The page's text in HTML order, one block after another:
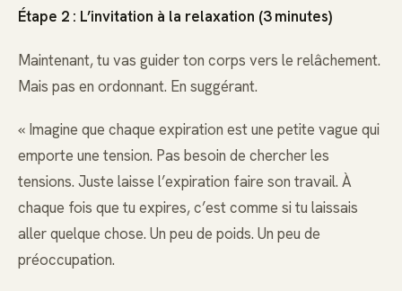
Étape 2 : L’invitation à la relaxation (3 minutes)
Maintenant, tu vas guider ton corps vers le relâchement.
Mais pas en ordonnant. En suggérant.
« Imagine que chaque expiration est une petite vague qui
emporte une tension. Pas besoin de chercher les
tensions. Juste laisse l’expiration faire son travail. À
chaque fois que tu expires, c’est comme si tu laissais
aller quelque chose. Un peu de poids. Un peu de
préoccupation.